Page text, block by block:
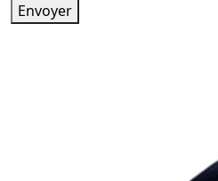
Envoyer